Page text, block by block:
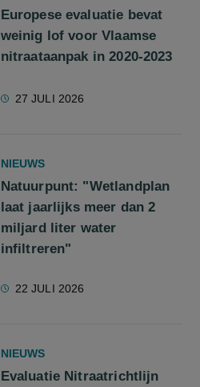
Europese evaluatie bevat
weinig lof voor Vlaamse
nitraataanpak in 2020-2023
27 JULI 2026
NIEUWS
Natuurpunt: "Wetlandplan
laat jaarlijks meer dan 2
miljard liter water
infiltreren"
22 JULI 2026
NIEUWS
Evaluatie Nitraatrichtlijn